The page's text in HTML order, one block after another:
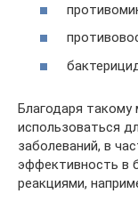
Благодаря
использоваться
заболеваний, в
эффективность в
реакциями,